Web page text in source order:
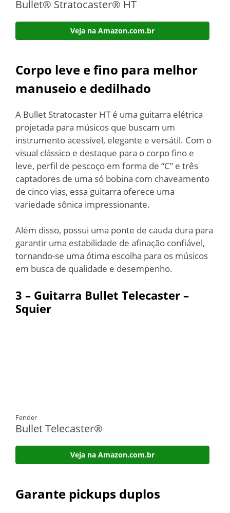
Bullet® Stratocaster® HT
Veja na Amazon.com.br
Corpo leve e fino para melhor
manuseio e dedilhado
A Bullet Stratocaster HT é uma guitarra elétrica
projetada para músicos que buscam um
instrumento acessível, elegante e versátil. Com o
visual clássico e destaque para o corpo fino e
leve, perfil de pescoço em forma de “C” e três
captadores de uma só bobina com chaveamento
de cinco vias, essa guitarra oferece uma
variedade sônica impressionante.
Além disso, possui uma ponte de cauda dura para
garantir uma estabilidade de afinação confiável,
tornando-se uma ótima escolha para os músicos
em busca de qualidade e desempenho.
3 – Guitarra Bullet Telecaster –
Squier
Fender
Bullet Telecaster®
Veja na Amazon.com.br
Garante pickups duplos